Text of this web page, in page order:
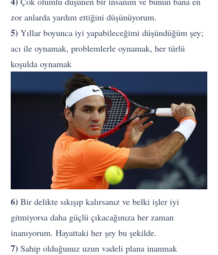
zor anlarda yardım ettiğini düşünüyorum.
5) Yıllar boyunca iyi yapabileceğimi düşündüğüm şey;
acı ile oynamak, problemlerle oynamak, her türlü
koşulda oynamak
6) Bir delikte sıkışıp kalırsanız ve belki işler iyi
gitmiyorsa daha güçlü çıkacağınıza her zaman
inanıyorum. Hayattaki her şey bu şekilde.
7)Sahip olduğunuz uzun vadeli plana inanmak